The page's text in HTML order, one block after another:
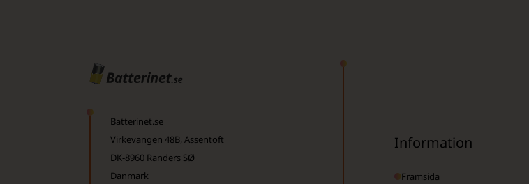
Batterinet.se
Virkevangen 48B, Assentoft
DK-8960 Randers SØ
Danmark
Information
Framsida